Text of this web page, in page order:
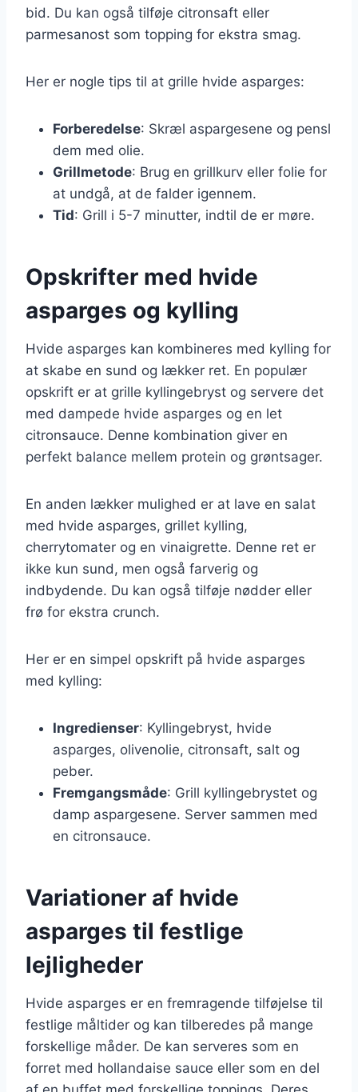
bid. Du kan også tilføje citronsaft eller
parmesanost som topping for ekstra smag.
Her er nogle tips til at grille hvide asparges:
Forberedelse: Skræl aspargesene og pensl
dem med olie.
Grillmetode: Brug en grillkurv eller folie for
at undgå, at de falder igennem.
Tid: Grill i 5-7 minutter, indtil de er møre.
Opskrifter med hvide
asparges og kylling
Hvide asparges kan kombineres med kylling for
at skabe en sund og lækker ret. En populær
opskrift er at grille kyllingebryst og servere det
med dampede hvide asparges og en let
citronsauce. Denne kombination giver en
perfekt balance mellem protein og grøntsager.
En anden lækker mulighed er at lave en salat
med hvide asparges, grillet kylling,
cherrytomater og en vinaigrette. Denne ret er
ikke kun sund, men også farverig og
indbydende. Du kan også tilføje nødder eller
frø for ekstra crunch.
Her er en simpel opskrift på hvide asparges
med kylling:
Ingredienser: Kyllingebryst, hvide
asparges, olivenolie, citronsaft, salt og
peber.
Fremgangsmåde: Grill kyllingebrystet og
damp aspargesene. Server sammen med
en citronsauce.
Variationer af hvide
asparges til festlige
lejligheder
Hvide asparges er en fremragende tilføjelse til
festlige måltider og kan tilberedes på mange
forskellige måder. De kan serveres som en
forret med hollandaise sauce eller som en del